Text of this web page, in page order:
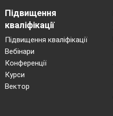
Підвищення
кваліфікації
Підвищення кваліфікації
Вебінари
Конференції
Курси
Вектор